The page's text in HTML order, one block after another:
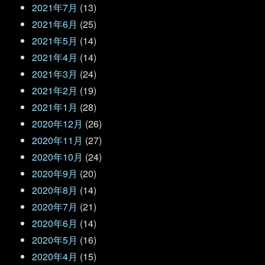
2021年7月 (13)
2021年6月 (25)
2021年5月 (14)
2021年4月 (14)
2021年3月 (24)
2021年2月 (19)
2021年1月 (28)
2020年12月 (26)
2020年11月 (27)
2020年10月 (24)
2020年9月 (20)
2020年8月 (14)
2020年7月 (21)
2020年6月 (14)
2020年5月 (16)
2020年4月 (15)